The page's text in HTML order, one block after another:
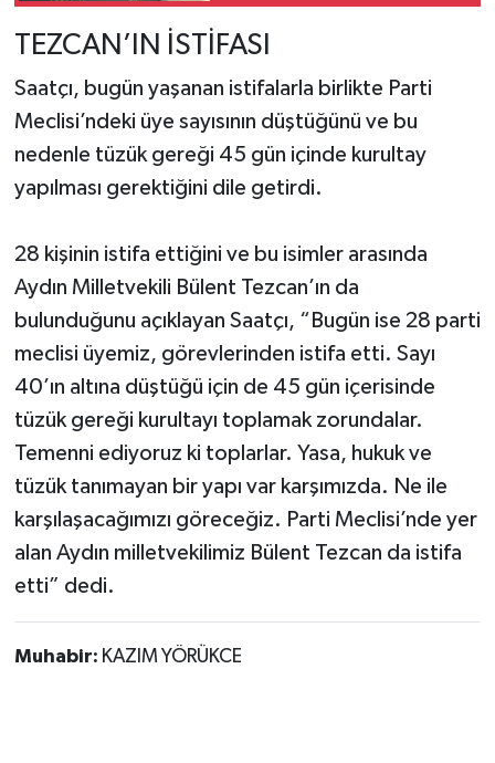
TEZCAN’IN İSTİFASI
Saatçı, bugün yaşanan istifalarla birlikte Parti
Meclisi’ndeki üye sayısının düştüğünü ve bu
nedenle tüzük gereği 45 gün içinde kurultay
yapılması gerektiğini dile getirdi.
28 kişinin istifa ettiğini ve bu isimler arasında
Aydın Milletvekili Bülent Tezcan’ın da
bulunduğunu açıklayan Saatçı, “Bugün ise 28 parti
meclisi üyemiz, görevlerinden istifa etti. Sayı
40’ın altına düştüğü için de 45 gün içerisinde
tüzük gereği kurultayı toplamak zorundalar.
Temenni ediyoruz ki toplarlar. Yasa, hukuk ve
tüzük tanımayan bir yapı var karşımızda. Ne ile
karşılaşacağımızı göreceğiz. Parti Meclisi’nde yer
alan Aydın milletvekilimiz Bülent Tezcan da istifa
etti” dedi.
Muhabir: KAZIM YÖRÜKCE